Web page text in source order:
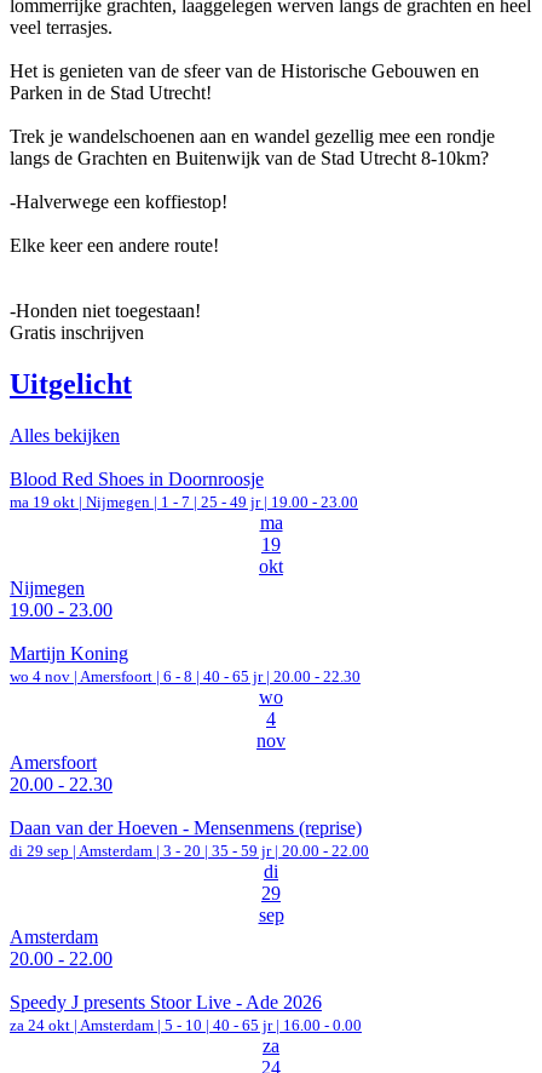
lommerrijke grachten, laaggelegen werven langs de grachten en heel
veel terrasjes.
Het is genieten van de sfeer van de Historische Gebouwen en
Parken in de Stad Utrecht!
Trek je wandelschoenen aan en wandel gezellig mee een rondje
langs de Grachten en Buitenwijk van de Stad Utrecht 8-10km?
-Halverwege een koffiestop!
Elke keer een andere route!
-Honden niet toegestaan!
Gratis inschrijven
Uitgelicht
Alles bekijken
Blood Red Shoes in Doornroosje
ma 19 okt | Nijmegen | 1 - 7 | 25 - 49 jr | 19.00 - 23.00
ma
19
okt
Nijmegen
19.00 - 23.00
Martijn Koning
wo 4 nov | Amersfoort | 6 - 8 | 40 - 65 jr | 20.00 - 22.30
wo
4
nov
Amersfoort
20.00 - 22.30
Daan van der Hoeven - Mensenmens (reprise)
di 29 sep | Amsterdam | 3 - 20 | 35 - 59 jr | 20.00 - 22.00
di
29
sep
Amsterdam
20.00 - 22.00
Speedy J presents Stoor Live - Ade 2026
za 24 okt | Amsterdam | 5 - 10 | 40 - 65 jr | 16.00 - 0.00
za
24